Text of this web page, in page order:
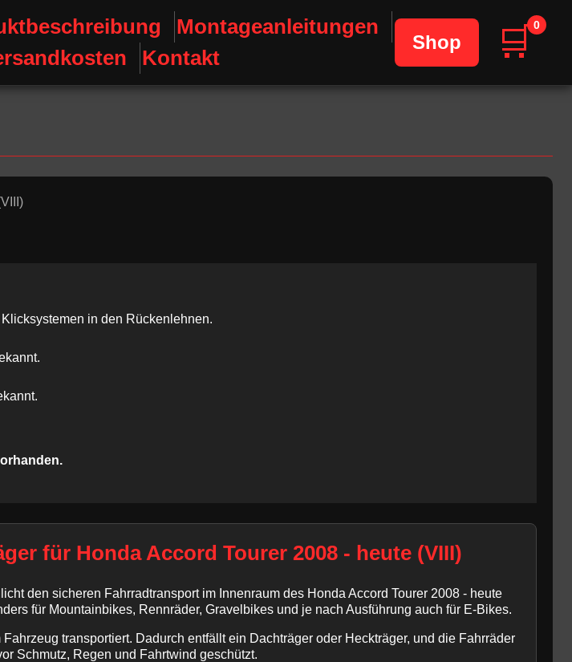
Montageanleitungen
Kontakt
Shop 🛒0
in den Rückenlehnen.
für Honda Accord Tourer 2008 - heute (VIII)
den sicheren Fahrradtransport im Innenraum des Honda Accord Tourer 2008 - heute
für Mountainbikes, Rennräder, Gravelbikes und je nach Ausführung auch für E-Bikes.
transportiert. Dadurch entfällt ein Dachträger oder Heckträger, und die Fahrräder
Schmutz, Regen und Fahrtwind geschützt.